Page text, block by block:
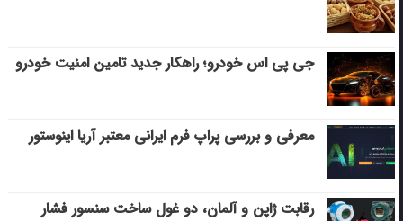
جی پی اس خودرو؛ راهکار جدید تامین امنیت خودرو
معرفی و بررسی پراپ فرم ایرانی معتبر آریا اینوستور
رقابت ژاپن و آلمان، دو غول ساخت سنسور فشار